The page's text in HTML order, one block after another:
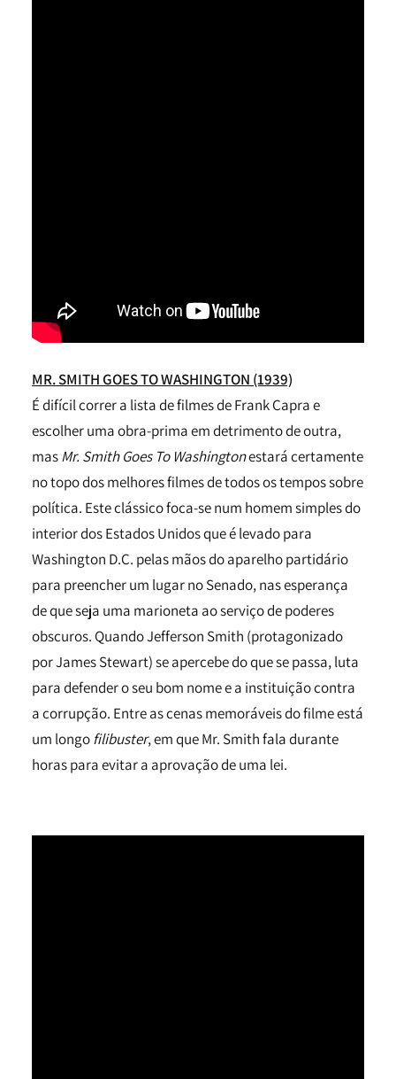
MR. SMITH GOES TO WASHINGTON (1939)
É difícil correr a lista de filmes de Frank Capra e
escolher uma obra-prima em detrimento de outra,
masMr. Smith Goes To Washingtonestará certamente
no topo dos melhores filmes de todos os tempos sobre
política. Este clássico foca-se num homem simples do
interior dos Estados Unidos que é levado para
Washington D.C. pelas mãos do aparelho partidário
para preencher um lugar no Senado, nas esperança
de que seja uma marioneta ao serviço de poderes
obscuros. Quando Jefferson Smith (protagonizado
por James Stewart) se apercebe do que se passa, luta
para defender o seu bom nome e a instituição contra
a corrupção. Entre as cenas memoráveis do filme está
um longofilibuster, em que Mr. Smith fala durante
horas para evitar a aprovação de uma lei.